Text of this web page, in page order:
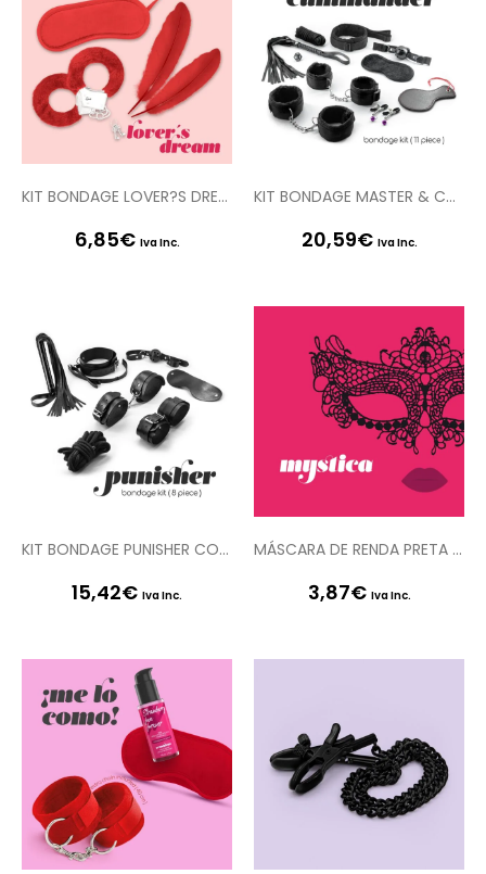
KIT BONDAGE LOVER?S DREAM CRUSHIOUS VERMELHO
6,85€ Iva Inc.
KIT BONDAGE MASTER & CUMMANDER COM 11 PEÇAS CRUSHIOUS
20,59€ Iva Inc.
KIT BONDAGE PUNISHER COM 8 PEÇAS CRUSHIOUS
15,42€ Iva Inc.
MÁSCARA DE RENDA PRETA MYSTICA CRUSHIOUS
3,87€ Iva Inc.